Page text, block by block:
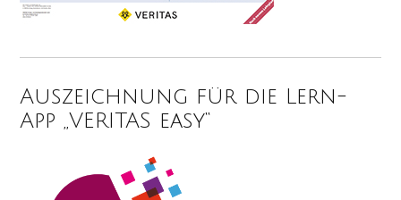
Auszeichnung für die Lern-
App „VERITAS easy“